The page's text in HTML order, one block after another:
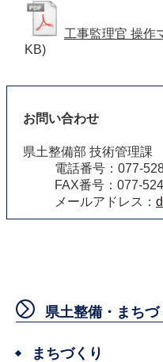
工事監理官 操作
KB)
お問い合わせ
県土整備部 技術管理課
電話番号：077-
FAX番号：077-
メールアドレス：
県土整備・まちづ
まちづくり